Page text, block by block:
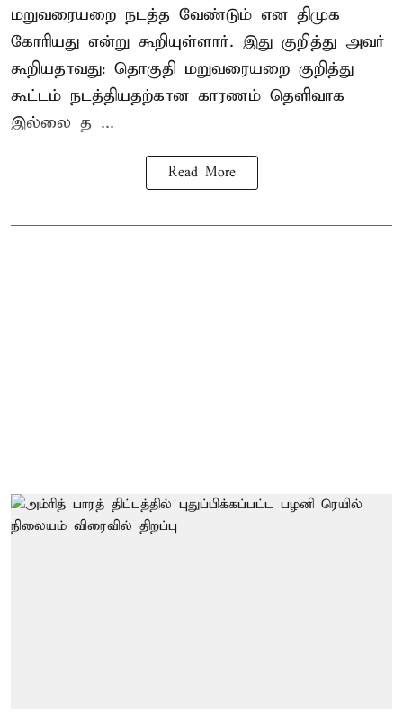
மறுவரையறை நடத்த வேண்டும் என திமுக
கோரியது என்று கூறியுள்ளார். இது குறித்து அவர்
கூறியதாவது: தொகுதி மறுவரையறை குறித்து
கூட்டம் நடத்தியதற்கான காரணம் தெளிவாக
இல்லை த ...
Read More